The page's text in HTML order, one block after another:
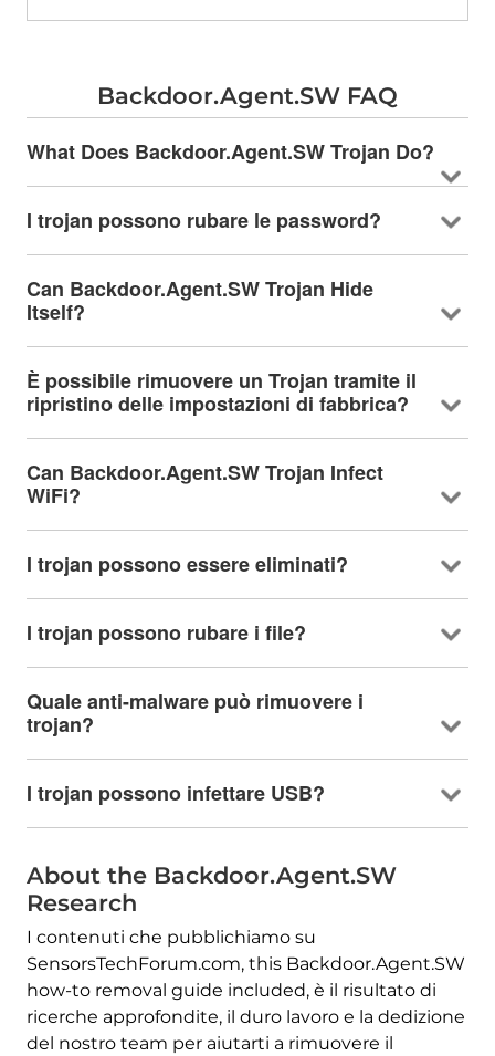
Backdoor.Agent.SW FAQ
What Does Backdoor.Agent.SW Trojan Do?
I trojan possono rubare le password?
Can Backdoor.Agent.SW Trojan Hide
Itself?
È possibile rimuovere un Trojan tramite il
ripristino delle impostazioni di fabbrica?
Can Backdoor.Agent.SW Trojan Infect
WiFi?
I trojan possono essere eliminati?
I trojan possono rubare i file?
Quale anti-malware può rimuovere i
trojan?
I trojan possono infettare USB?
About the Backdoor.Agent.SW
Research
I contenuti che pubblichiamo su
SensorsTechForum.com, this Backdoor.Agent.SW
how-to removal guide included, è il risultato di
ricerche approfondite, il duro lavoro e la dedizione
del nostro team per aiutarti a rimuovere il